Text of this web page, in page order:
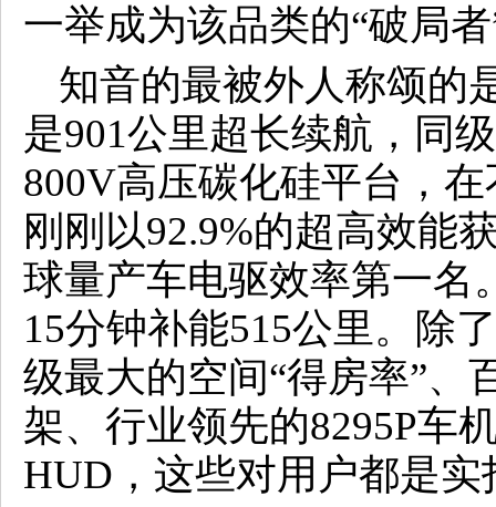
一举成为该品类的“破局
知音的最被外人称颂的
是901公里超长续航，同
800V高压碳化硅平台，
刚刚以92.9%的超高效能
球量产车电驱效率第一名
15分钟补能515公里。除
级最大的空间“得房率”、
架、行业领先的8295P车
HUD，这些对用户都是